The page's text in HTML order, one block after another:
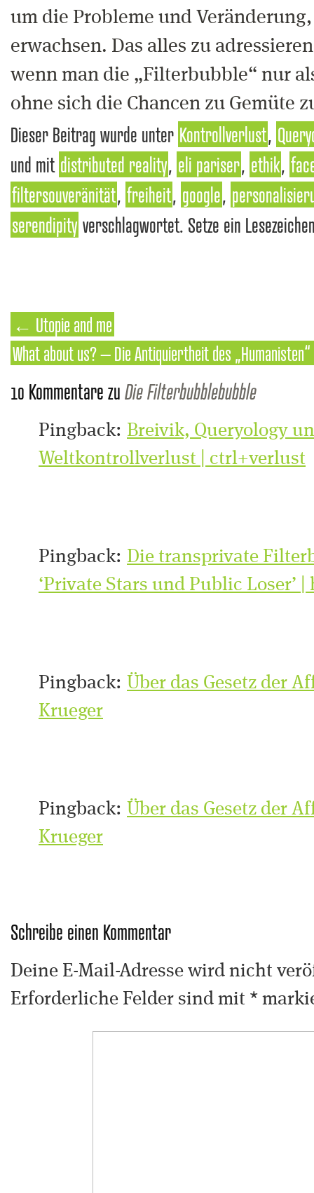
um die Probleme und
erwachsen. Das alles zu
wenn man die „Filterbubble“ nur
ohne sich die Chancen zu Gemüte
Dieser Beitrag wurde unter Kontrollverlust,
und mit distributed reality, eli pariser, ethik,
filtersouveränität, freiheit, google,
serendipity verschlagwortet. Setze ein
← Utopie and me
What about us? – Die Antiquiertheit des „Humanisten“
10 Kommentare zuDie Filterbubblebubble
Pingback: Breivik, Queryology
Weltkontrollverlust | ctrl+verlust
Pingback: Die transprivate
‘Private Stars und Public Loser’
Pingback: Über das Gesetz der
Krueger
Pingback: Über das Gesetz der
Krueger
Schreibe einen Kommentar
Deine E-Mail-Adresse wird nicht
Erforderliche Felder sind mit *